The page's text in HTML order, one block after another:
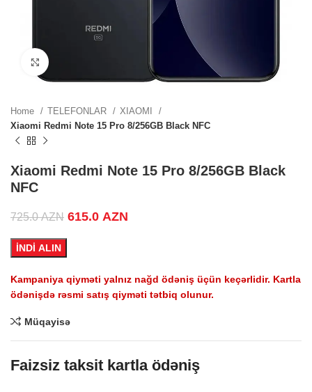
Home TELEFONLAR
XIAOMI
Xiaomi Redmi Note 15 Pro 8/256GB Black NFC
Xiaomi Redmi Note 15 Pro 8/256GB Black
NFC
725.0AZN Original price was: 725.0 AZN.
615.0 AZN
İNDİ ALIN
Kampaniya qiyməti yalnız nağd ödəniş üçün keçərlidir. Kartla
ödənişdə rəsmi satış qiyməti tətbiq olunur.
Müqayisə
Faizsiz taksit kartla ödəniş